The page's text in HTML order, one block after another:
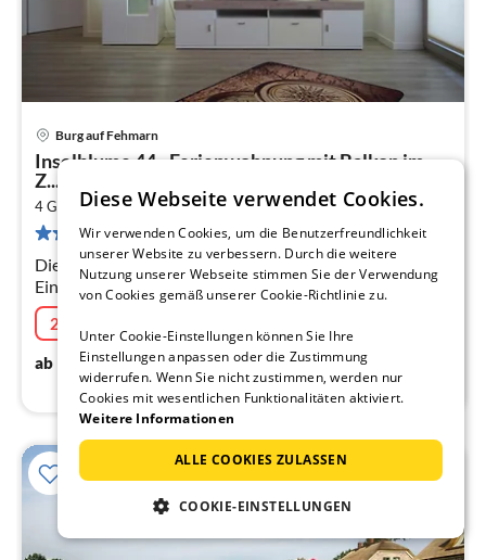
Burg auf Fehmarn
Inselblume 44 - Ferienwohnung mit Balkon im
Z...
4 Gäste72 m21 Schlafzimmer
10 Bewertungen
Die Inselblume 44 bietet viel Platz, eine moderne
Einrichtung und einen Balkon, im Herzen von Burg.
20% Aktion
ab
123€/ Nacht
Diese Webseite verwendet Cookies.
Wir verwenden Cookies, um die Benutzerfreundlichkeit
unserer Website zu verbessern. Durch die weitere
Nutzung unserer Webseite stimmen Sie der Verwendung
von Cookies gemäß unserer Cookie-Richtlinie zu.
Unter Cookie-Einstellungen können Sie Ihre
Einstellungen anpassen oder die Zustimmung
widerrufen. Wenn Sie nicht zustimmen, werden nur
Cookies mit wesentlichen Funktionalitäten aktiviert.
Weitere Informationen
ALLE COOKIES ZULASSEN
COOKIE-EINSTELLUNGEN